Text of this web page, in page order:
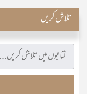
تلاش کریں